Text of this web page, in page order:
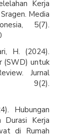
Kerja
Media
5(7).
H. (2024).
(SWD) untuk
Jurnal
9(2).
Hubungan
Kerja
di Rumah